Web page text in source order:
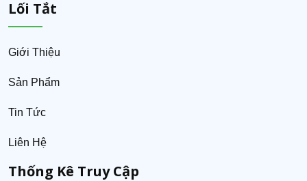
Lối Tắt
Giới Thiệu
Sản Phẩm
Tin Tức
Liên Hệ
Thống Kê Truy Cập